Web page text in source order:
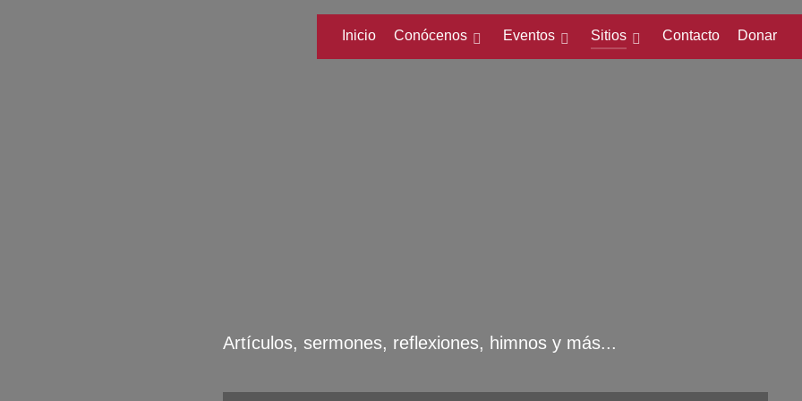
Inicio Conócenos Eventos Sitios Contacto Donar
Artículos, sermones, reflexiones, himnos y más...